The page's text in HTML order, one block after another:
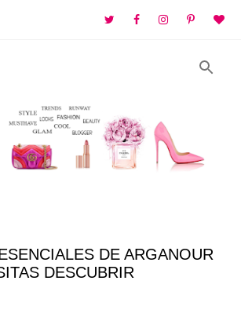
Ir al contenido principal
DE ARGANOUR
DESCUBRIR